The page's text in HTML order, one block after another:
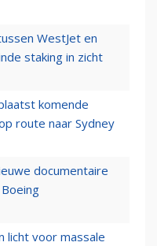
WestJet en
staking in zicht
komende
route naar Sydney
documentaire
licht voor massale